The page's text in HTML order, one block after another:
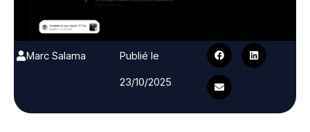
Marc Salama
Publié le
23/10/2025